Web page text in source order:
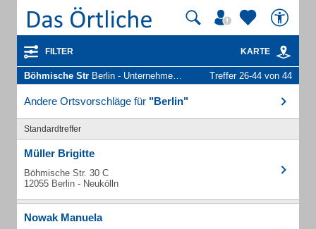
FILTER KARTE
Böhmische Str Berlin - Unternehmen und Personen Treffer 26-44 von 44
Andere Ortsvorschläge für "Berlin"
Standardtreffer
Müller Brigitte
Böhmische Str. 30 C
12055 Berlin - Neukölln
Nowak Manuela